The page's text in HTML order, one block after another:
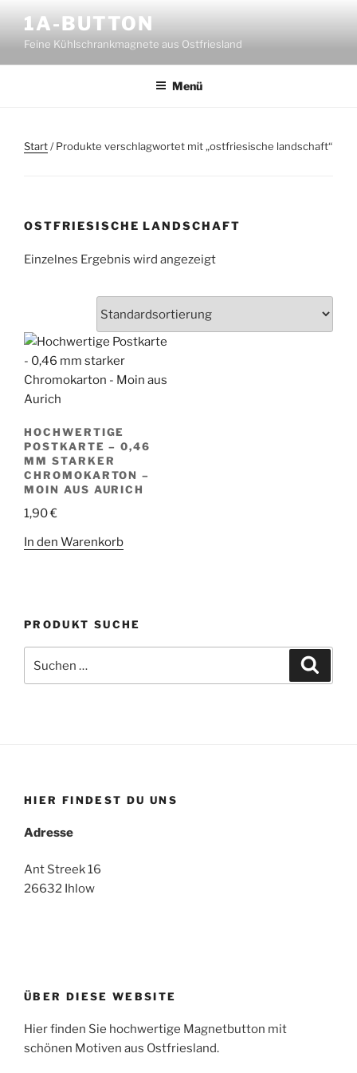
Inhalt
springen
1A-BUTTON
Feine Kühlschrankmagnete aus Ostfriesland
Menü
Start/ Produkte verschlagwortet mit „ostfriesische landschaft“
OSTFRIESISCHE LANDSCHAFT
Einzelnes Ergebnis wird angezeigt
HOCHWERTIGE
POSTKARTE – 0,46
MM STARKER
CHROMOKARTON –
MOIN AUS AURICH
1,90€
In den Warenkorb
PRODUKT SUCHE
nach:
HIER FINDEST DU UNS
Adresse
Ant Streek 16
26632 Ihlow
ÜBER DIESE WEBSITE
Hier finden Sie hochwertige Magnetbutton mit
schönen Motiven aus Ostfriesland.